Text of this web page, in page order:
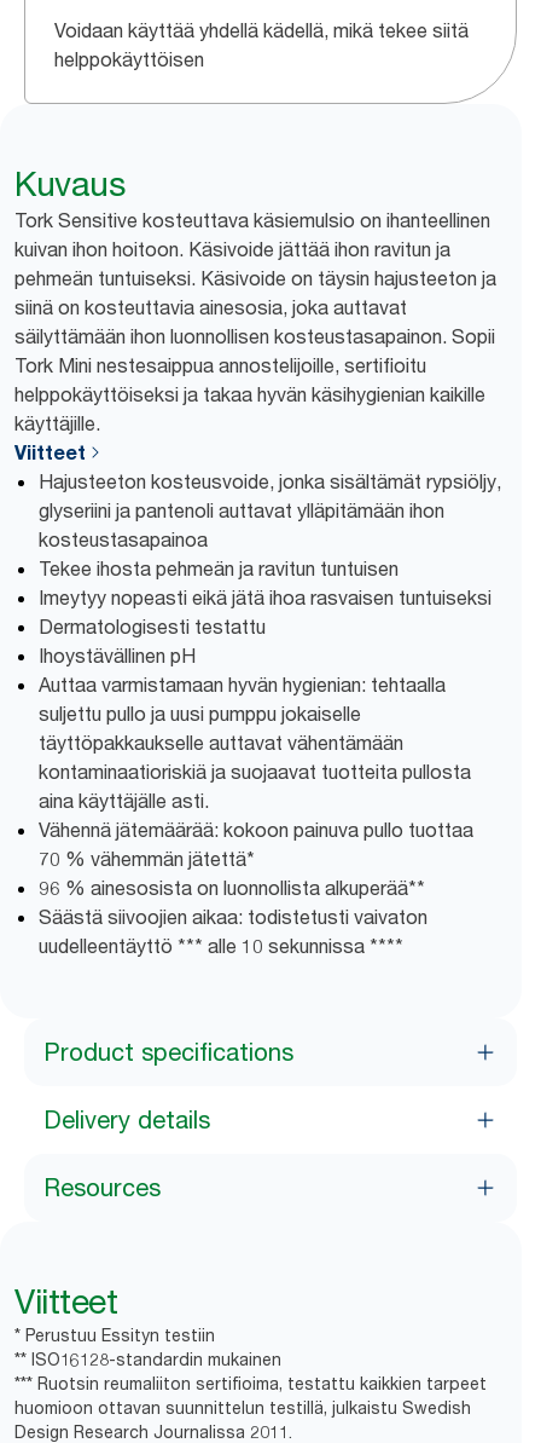
Voidaan käyttää yhdellä kädellä, mikä tekee siitä
helppokäyttöisen
Kuvaus
Tork Sensitive kosteuttava käsiemulsio on ihanteellinen
kuivan ihon hoitoon. Käsivoide jättää ihon ravitun ja
pehmeän tuntuiseksi. Käsivoide on täysin hajusteeton ja
siinä on kosteuttavia ainesosia, joka auttavat
säilyttämään ihon luonnollisen kosteustasapainon. Sopii
Tork Mini nestesaippua annostelijoille, sertifioitu
helppokäyttöiseksi ja takaa hyvän käsihygienian kaikille
käyttäjille.
Viitteet
Hajusteeton kosteusvoide, jonka sisältämät rypsiöljy,
glyseriini ja pantenoli auttavat ylläpitämään ihon
kosteustasapainoa
Tekee ihosta pehmeän ja ravitun tuntuisen
Imeytyy nopeasti eikä jätä ihoa rasvaisen tuntuiseksi
Dermatologisesti testattu
Ihoystävällinen pH
Auttaa varmistamaan hyvän hygienian: tehtaalla
suljettu pullo ja uusi pumppu jokaiselle
täyttöpakkaukselle auttavat vähentämään
kontaminaatioriskiä ja suojaavat tuotteita pullosta
aina käyttäjälle asti.
Vähennä jätemäärää: kokoon painuva pullo tuottaa
70 % vähemmän jätettä*
96 % ainesosista on luonnollista alkuperää**
Säästä siivoojien aikaa: todistetusti vaivaton
uudelleentäyttö *** alle 10 sekunnissa ****
Product specifications
Delivery details
Resources
Viitteet
* Perustuu Essityn testiin
** ISO16128-standardin mukainen
*** Ruotsin reumaliiton sertifioima, testattu kaikkien tarpeet
huomioon ottavan suunnittelun testillä, julkaistu Swedish
Design Research Journalissa 2011.